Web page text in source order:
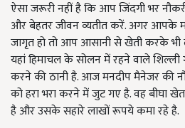
ऐसा जरूरी नहीं है कि आप जिंदगी भर
और बेहतर जीवन व्यतीत करें. अगर आपके
जागृत हो तो आप आसानी से खेती करके
यहां हिमाचल के सोलन में रहने वाले शिल्ली
करने की ठानी है. आज मनदीप मैनेजर की
को हरा भरा करने में जुट गए है. वह बीघा
है और उसके सहारे लाखों रूपये कमा रहे है.